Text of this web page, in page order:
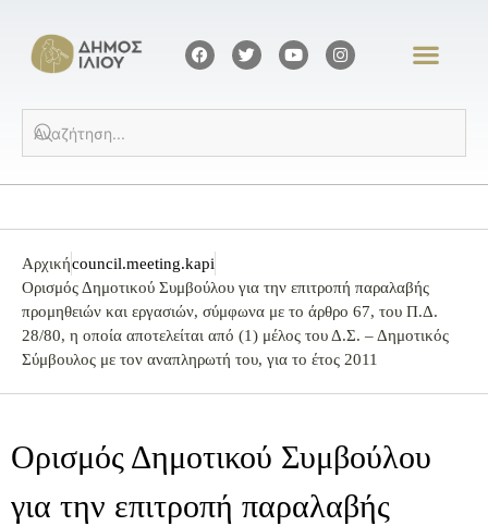
Αρχικήcouncil.meeting.kapi
Ορισμός Δημοτικού Συμβούλου για την επιτροπή παραλαβής
προμηθειών και εργασιών, σύμφωνα με το άρθρο 67, του Π.Δ.
28/80, η οποία αποτελείται από (1) μέλος του Δ.Σ. – Δημοτικός
Σύμβουλος με τον αναπληρωτή του, για το έτος 2011
Ορισμός Δημοτικού Συμβούλου
για την επιτροπή παραλαβής